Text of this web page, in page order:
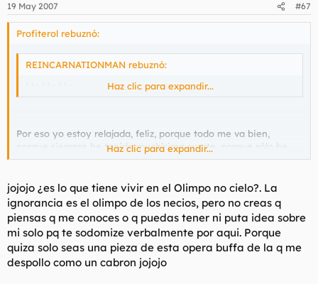
19 May 2007 #67
Profiterol rebuznó:
REINCARNATIONMAN rebuznó:
Haz clic para expandir...
Por eso yo estoy relajada, feliz, porque todo me va bien,
porque siempre he tenido muchísima suerte, porque sólo he
encontrado a personas cojonudas; y sin embargo tú destilas
Ah, y sabes por qué suelo recibir tanto? porque doy con las
misma o mayor intensidad.
Haz clic para expandir...
jojojo ¿es lo que tiene vivir en el Olimpo no cielo?. La
ignorancia es el olimpo de los necios, pero no creas q
piensas q me conoces o q puedas tener ni puta idea sobre
mi solo pq te sodomize verbalmente por aqui. Porque
quiza solo seas una pieza de esta opera buffa de la q me
despollo como un cabron jojojo